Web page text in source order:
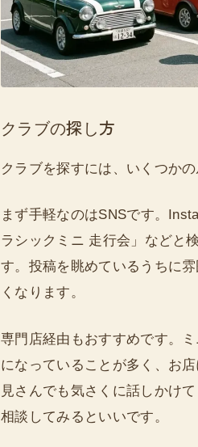
クラブの探し方
クラブを探すには、いくつかの
まず手軽なのはSNSです。
ラシックミニ 走行会」などと
す。投稿を眺めているうちに
くなります。
専門店経由もおすすめです。
になっていることが多く、お
見さんでも気さくに話しかけ
相談してみるといいです。